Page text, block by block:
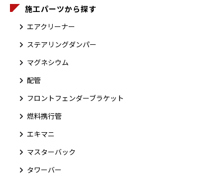
施工パーツから探す
エアクリーナー
ステアリングダンパー
マグネシウム
配管
フロントフェンダーブラケット
燃料携行管
エキマニ
マスターバック
タワーバー